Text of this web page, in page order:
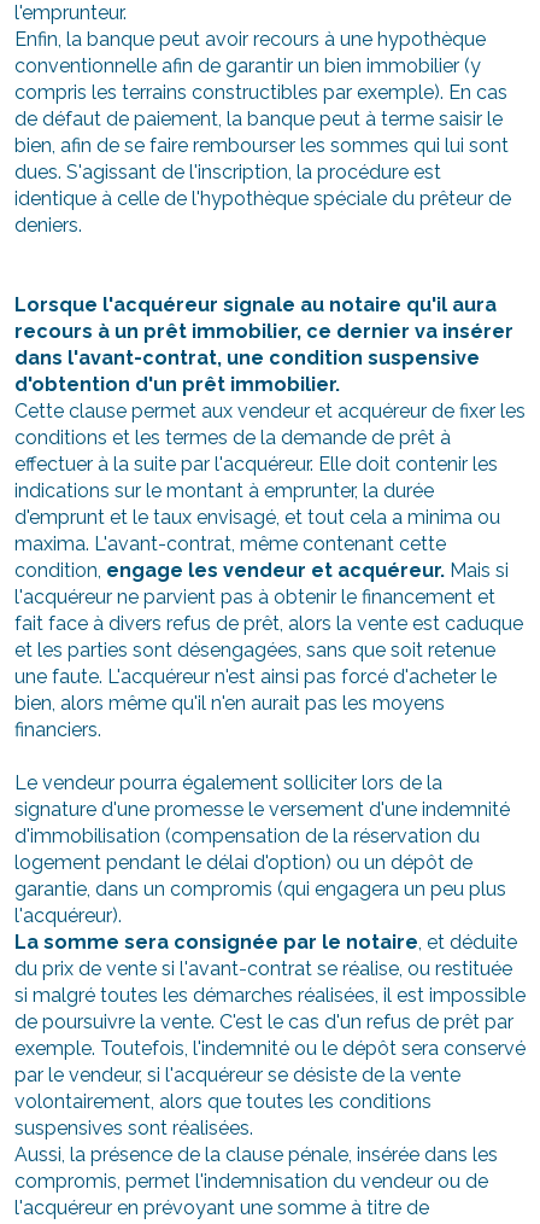
l'emprunteur.
Enfin, la banque peut avoir recours à une hypothèque
conventionnelle afin de garantir un bien immobilier (y
compris les terrains constructibles par exemple). En cas
de défaut de paiement, la banque peut à terme saisir le
bien, afin de se faire rembourser les sommes qui lui sont
dues. S'agissant de l'inscription, la procédure est
identique à celle de l'hypothèque spéciale du prêteur de
deniers.
Lorsque l'acquéreur signale au notaire qu'il aura
recours à un prêt immobilier, ce dernier va insérer
dans l'avant-contrat, une condition suspensive
d'obtention d'un prêt immobilier.
Cette clause permet aux vendeur et acquéreur de fixer les
conditions et les termes de la demande de prêt à
effectuer à la suite par l'acquéreur. Elle doit contenir les
indications sur le montant à emprunter, la durée
d'emprunt et le taux envisagé, et tout cela a minima ou
maxima. L'avant-contrat, même contenant cette
condition, engage les vendeur et acquéreur. Mais si
l'acquéreur ne parvient pas à obtenir le financement et
fait face à divers refus de prêt, alors la vente est caduque
et les parties sont désengagées, sans que soit retenue
une faute. L'acquéreur n'est ainsi pas forcé d'acheter le
bien, alors même qu'il n'en aurait pas les moyens
financiers.
Le vendeur pourra également solliciter lors de la
signature d'une promesse le versement d'une indemnité
d'immobilisation (compensation de la réservation du
logement pendant le délai d'option) ou un dépôt de
garantie, dans un compromis (qui engagera un peu plus
l'acquéreur).
La somme sera consignée par le notaire, et déduite
du prix de vente si l'avant-contrat se réalise, ou restituée
si malgré toutes les démarches réalisées, il est impossible
de poursuivre la vente. C'est le cas d'un refus de prêt par
exemple. Toutefois, l'indemnité ou le dépôt sera conservé
par le vendeur, si l'acquéreur se désiste de la vente
volontairement, alors que toutes les conditions
suspensives sont réalisées.
Aussi, la présence de la clause pénale, insérée dans les
compromis, permet l'indemnisation du vendeur ou de
l'acquéreur en prévoyant une somme à titre de